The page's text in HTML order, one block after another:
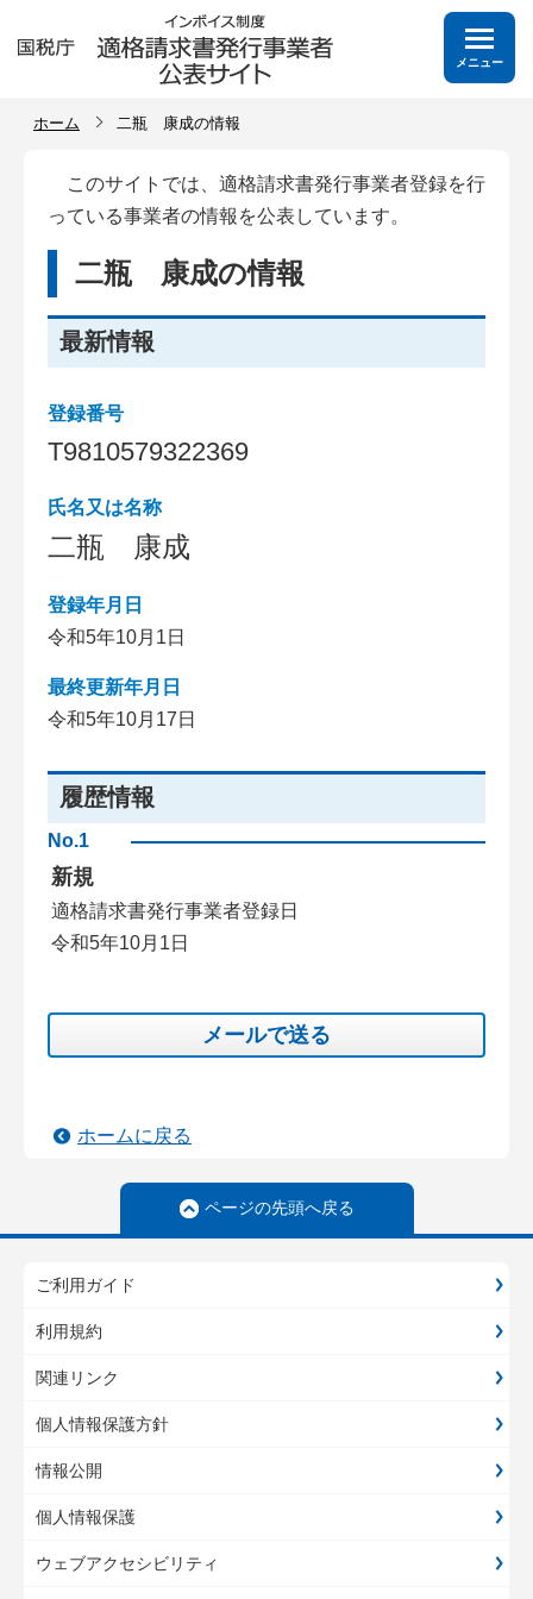
メニュー
ホーム 二瓶 康成の情報
このサイトでは、適格請求書発行事業者登録を行
っている事業者の情報を公表しています。
二瓶 康成の情報
最新情報
登録番号
T9810579322369
氏名又は名称
二瓶 康成
登録年月日
令和5年10月1日
最終更新年月日
令和5年10月17日
履歴情報
No.1
新規
適格請求書発行事業者登録日
令和5年10月1日
メールで送る
ホームに戻る
ページの先頭へ戻る
ご利用ガイド
利用規約
関連リンク
個人情報保護方針
情報公開
個人情報保護
ウェブアクセシビリティ